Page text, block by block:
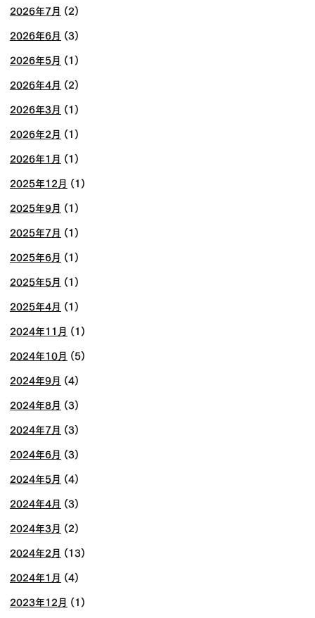
2026年7月 (2)
2026年6月 (3)
2026年5月 (1)
2026年4月 (2)
2026年3月 (1)
2026年2月 (1)
2026年1月 (1)
2025年12月 (1)
2025年9月 (1)
2025年7月 (1)
2025年6月 (1)
2025年5月 (1)
2025年4月 (1)
2024年11月 (1)
2024年10月 (5)
2024年9月 (4)
2024年8月 (3)
2024年7月 (3)
2024年6月 (3)
2024年5月 (4)
2024年4月 (3)
2024年3月 (2)
2024年2月 (13)
2024年1月 (4)
2023年12月 (1)